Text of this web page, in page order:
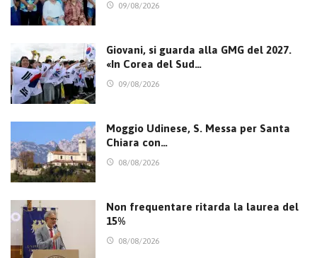
09/08/2026
Giovani, si guarda alla GMG del 2027.
«In Corea del Sud…
09/08/2026
Moggio Udinese, S. Messa per Santa
Chiara con…
08/08/2026
Non frequentare ritarda la laurea del
15%
08/08/2026